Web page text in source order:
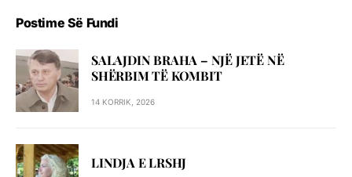
Postime Së Fundi
SALAJDIN BRAHA – NJЁ JETЁ NЁ
SHЁRBIM TЁ KOMBIT
14 KORRIK, 2026
LINDJA E LRSHJ